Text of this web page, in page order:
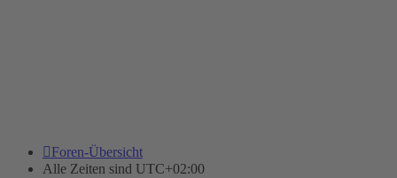
Foren-Übersicht
Alle Zeiten sind UTC+02:00